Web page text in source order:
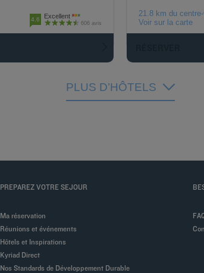
4.6 Excellent
606 avis
21.8 km du
Voir sur la carte
PLUS D’HÔTELS
PREPAREZ VOTRE SEJOUR
Ma réservation
Réunions et événements
Hôtels et Inspirations
Kyriad Direct
Nos Standards de Développement Durable